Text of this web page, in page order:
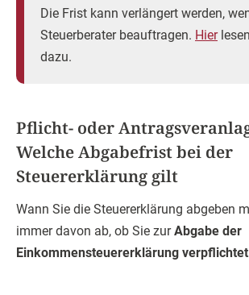
Die Frist kann verlängert werden,
Steuerberater beauftragen. Hier
dazu.
Pflicht- oder
Welche Abgabefrist bei der
Steuererklärung gilt
Wann Sie die Steuererklärung abgeben
immer davon ab, ob Sie zurAbgabe der
Einkommensteuererklärung verpflichtet